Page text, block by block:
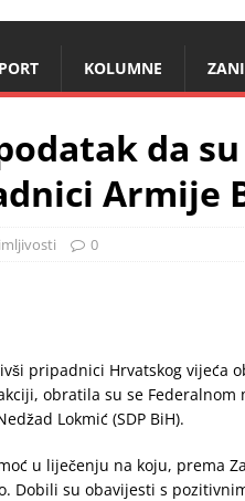
KOLUMNE
da
Armije
0
pripadnici Hrvatskog vijeća
obratila su se
Lokmić (SDP BiH).
u liječenju na koju, prema
Dobili su obavijesti s